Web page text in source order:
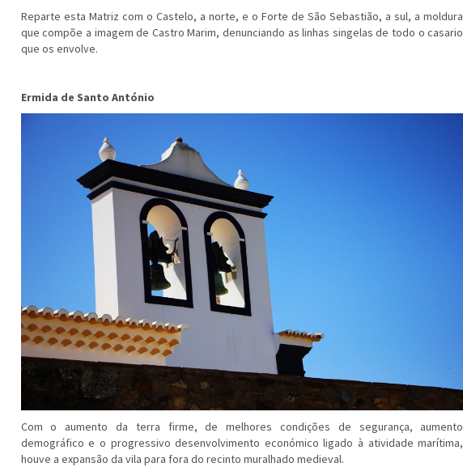
Reparte esta Matriz com o Castelo, a norte, e o Forte de São Sebastião, a sul, a moldura
que compõe a imagem de Castro Marim, denunciando as linhas singelas de todo o casario
que os envolve.
Ermida de Santo António
Com o aumento da terra firme, de melhores condições de segurança, aumento
demográfico e o progressivo desenvolvimento económico ligado à atividade marítima,
houve a expansão da vila para fora do recinto muralhado medieval.